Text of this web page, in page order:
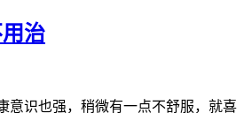
治
意识也强，稍微有一点不舒服，就喜